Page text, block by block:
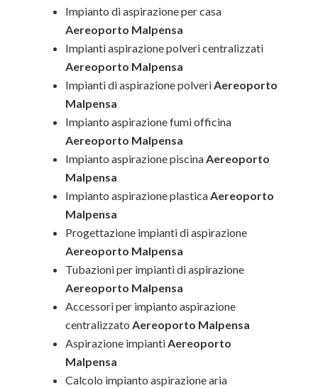
Impianto di aspirazione per casa
Aereoporto Malpensa
Impianti aspirazione polveri centralizzati
Aereoporto Malpensa
Impianti di aspirazione polveriAereoporto
Malpensa
Impianto aspirazione fumi officina
Aereoporto Malpensa
Impianto aspirazione piscinaAereoporto
Malpensa
Impianto aspirazione plasticaAereoporto
Malpensa
Progettazione impianti di aspirazione
Aereoporto Malpensa
Tubazioni per impianti di aspirazione
Aereoporto Malpensa
Accessori per impianto aspirazione
centralizzato Aereoporto Malpensa
Aspirazione impiantiAereoporto
Malpensa
Calcolo impianto aspirazione aria